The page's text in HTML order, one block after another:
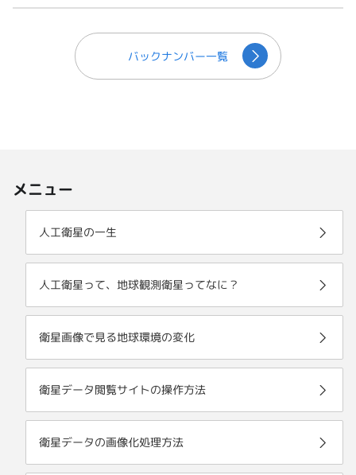
バックナンバー一覧
メニュー
人工衛星の一生
人工衛星って、地球観測衛星ってなに？
衛星画像で見る地球環境の変化
衛星データ閲覧サイトの操作方法
衛星データの画像化処理方法